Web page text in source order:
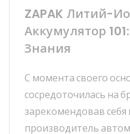
ZAPAK Литий-
Аккумулятор
Знания
С момента своего
сосредоточилась на
зарекомендовав
производитель